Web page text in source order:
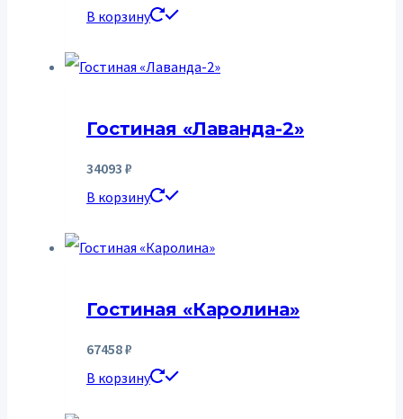
В корзину
Гостиная «Лаванда-2»
34093 ₽
В корзину
Гостиная «Каролина»
67458₽
В корзину